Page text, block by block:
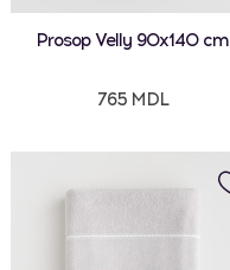
Prosop Velly 90x140 cm
765 MDL